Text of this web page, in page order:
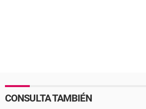
CONSULTA TAMBIÉN